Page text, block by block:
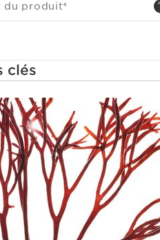
du produit*
clés